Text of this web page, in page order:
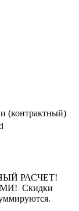
(контрактный)
РАСЧЕТ!
Скидки